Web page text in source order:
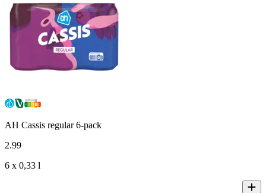
AH Cassis regular 6-pack
2.99
6 x 0,33 l